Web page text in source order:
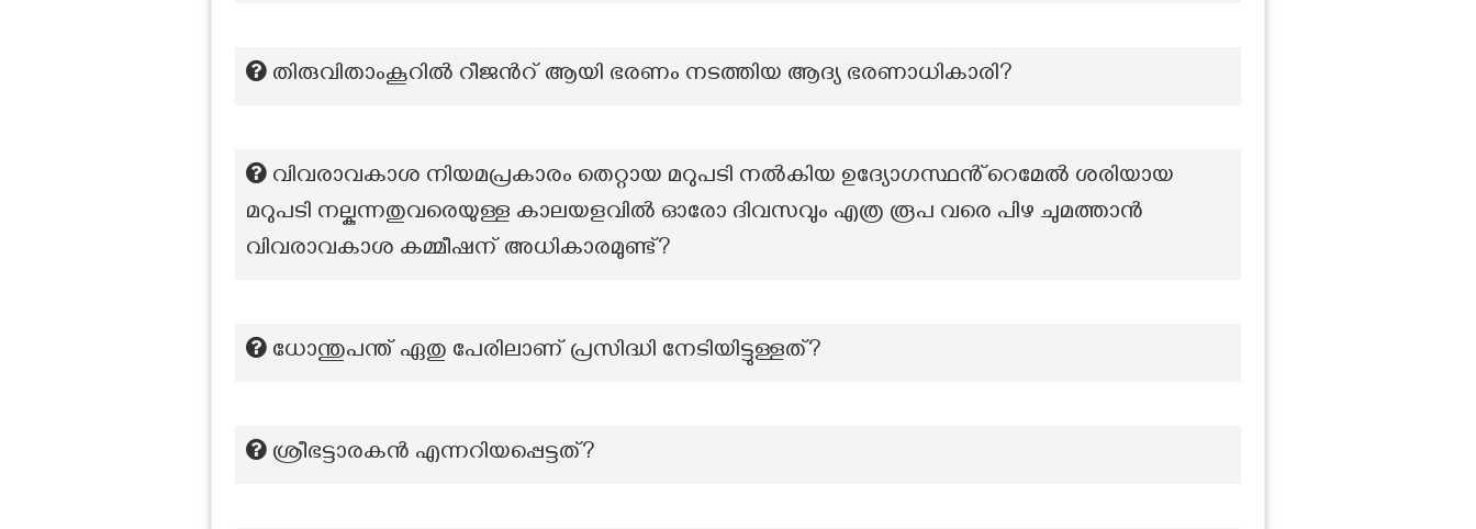
തിരുവിതാംകൂറിൽ റീജന്‍റ് ആയി ഭരണം നടത്തിയ ആദ്യ ഭരണാധികാരി?
വിവരാവകാശ നിയമപ്രകാരം തെറ്റായ മറുപടി നൽകിയ ഉദ്യോഗസ്ഥൻ്റെമേൽ ശരിയായ
മറുപടി നല്കുന്നതുവരെയുള്ള കാലയളവിൽ ഓരോ ദിവസവും എത്ര രൂപ വരെ പിഴ ചുമത്താൻ
വിവരാവകാശ കമ്മീഷന് അധികാരമുണ്ട്?
ധോന്തുപന്ത് ഏതു പേരിലാണ് പ്രസിദ്ധി നേടിയിട്ടുള്ളത്?
ശ്രീഭട്ടാരകൻ എന്നറിയപ്പെട്ടത്?